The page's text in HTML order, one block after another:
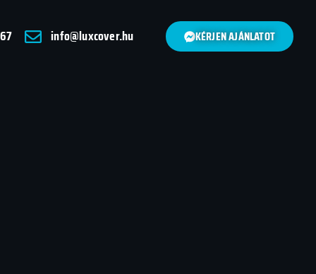
info@luxcover.hu KÉRJEN AJÁNLATOT